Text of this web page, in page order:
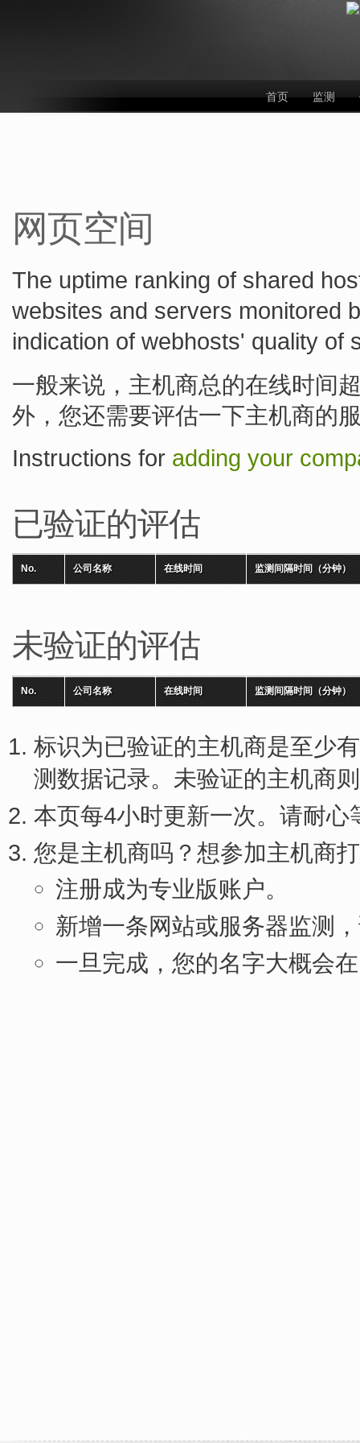
首页 监测
网页空间
The uptime ranking of shared
websites and servers monitored
indication of webhosts' quality of
一般来说，主机商总的在线时间
外，您还需要评估一下主机商的
Instructions for adding your
已验证的评估
No. 公司名称 在线时间 监测间隔时间（分钟）
未验证的评估
No. 公司名称 在线时间 监测间隔时间（分钟）
标识为已验证的主机商是至少
测数据记录。未验证的主机商
本页每4小时更新一次。请耐心
您是主机商吗？想参加主机商
注册成为专业版账户。
新增一条网站或服务器监测
一旦完成，您的名字大概会